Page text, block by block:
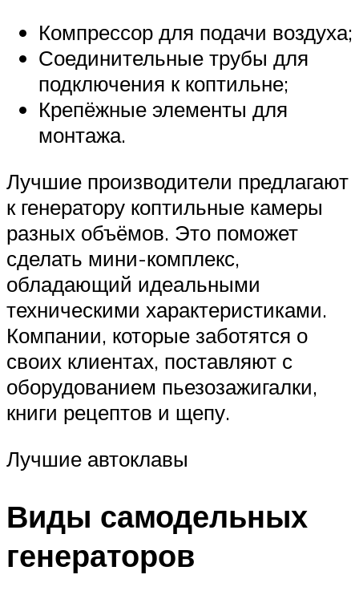
Компрессор для подачи воздуха;
Соединительные трубы для
подключения к коптильне;
Крепёжные элементы для
монтажа.
Лучшие производители предлагают
к генератору коптильные камеры
разных объёмов. Это поможет
сделать мини-комплекс,
обладающий идеальными
техническими характеристиками.
Компании, которые заботятся о
своих клиентах, поставляют с
оборудованием пьезозажигалки,
книги рецептов и щепу.
Лучшие автоклавы
Виды самодельных
генераторов